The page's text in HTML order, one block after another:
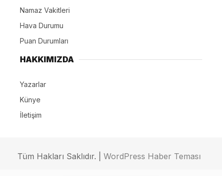
Namaz Vakitleri
Hava Durumu
Puan Durumları
HAKKIMIZDA
Yazarlar
Künye
İletişim
Tüm Hakları Saklıdır. | WordPress Haber Teması